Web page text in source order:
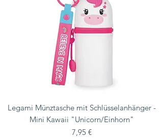
Legami Münztasche mit Schlüsselanhänger -
Mini Kawaii "Unicorn/Einhorn"
Preis
7,95 €